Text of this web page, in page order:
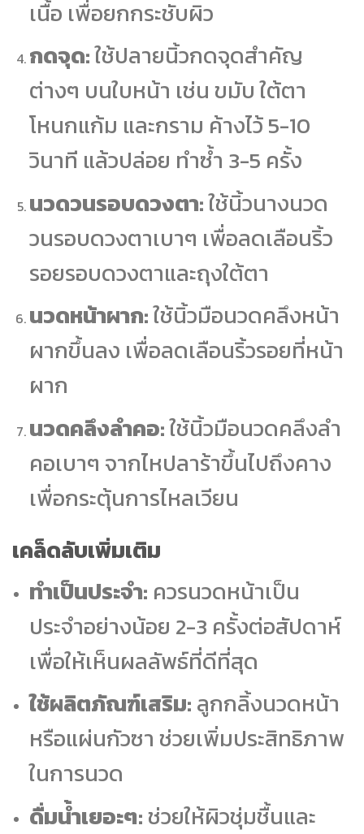
เนื้อ เพื่อยกกระชับผิว
กดจุด:ใช้ปลายนิ้วกดจุดสำคัญ
ต่างๆ บนใบหน้า เช่น ขมับ ใต้ตา
โหนกแก้ม และกราม ค้างไว้ 5-10
วินาที แล้วปล่อย ทำซ้ำ 3-5 ครั้ง
นวดวนรอบดวงตา:ใช้นิ้วนางนวด
วนรอบดวงตาเบาๆ เพื่อลดเลือนริ้ว
รอยรอบดวงตาและถุงใต้ตา
นวดหน้าผาก:ใช้นิ้วมือนวดคลึงหน้า
ผากขึ้นลง เพื่อลดเลือนริ้วรอยที่หน้า
ผาก
นวดคลึงลำคอ:ใช้นิ้วมือนวดคลึงลำ
คอเบาๆ จากไหปลาร้าขึ้นไปถึงคาง
เพื่อกระตุ้นการไหลเวียน
เคล็ดลับเพิ่มเติม
ทำเป็นประจำ: ควรนวดหน้าเป็น
ประจำอย่างน้อย 2-3 ครั้งต่อสัปดาห์
เพื่อให้เห็นผลลัพธ์ที่ดีที่สุด
ใช้ผลิตภัณฑ์เสริม:ลูกกลิ้งนวดหน้า
หรือแผ่นกัวซา ช่วยเพิ่มประสิทธิภาพ
ในการนวด
ดื่มน้ำเยอะๆ:ช่วยให้ผิวชุ่มชื้นและ